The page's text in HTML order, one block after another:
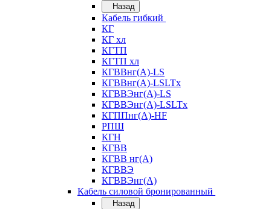
Назад
Кабель гибкий
КГ
КГ хл
КГТП
КГТП хл
КГВВнг(А)-LS
КГВВнг(А)-LSLTx
КГВВЭнг(А)-LS
КГВВЭнг(А)-LSLTx
КГППнг(А)-HF
РПШ
КГН
КГВВ
КГВВ нг(А)
КГВВЭ
КГВВЭнг(А)
Кабель силовой бронированный
Назад